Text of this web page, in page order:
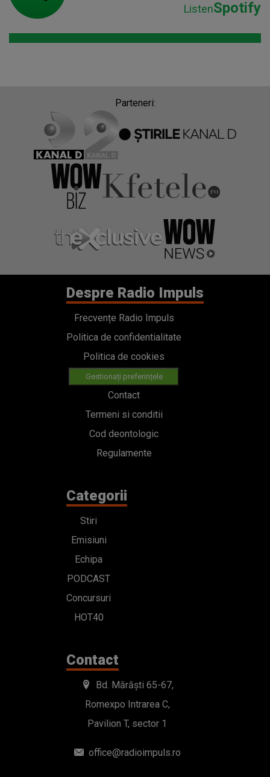
ListenSpotify
Parteneri:
Despre Radio Impuls
Frecvențe Radio Impuls
Politica de confidentialitate
Politica de cookies
Gestionați preferințele
Contact
Termeni si conditii
Cod deontologic
Regulamente
Categorii
Stiri
Emisiuni
Echipa
PODCAST
Concursuri
HOT40
Contact
Bd. Mărăști 65-67,
Romexpo Intrarea C,
Pavilion T, sector 1
office@radioimpuls.ro